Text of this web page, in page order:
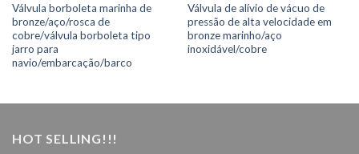
Válvula borboleta marinha de
bronze/aço/rosca de
cobre/válvula borboleta tipo
jarro para
navio/embarcação/barco
Válvula de alívio de vácuo de
pressão de alta velocidade em
bronze marinho/aço
inoxidável/cobre
HOT SELLING!!!